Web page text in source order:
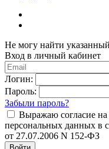
Не могу найти
Вход в личный кабинет
Логин:
Пароль:
Забыли пароль?
Выражаю согласие
персональных данных в
от 27.07.2006 N 152-ФЗ